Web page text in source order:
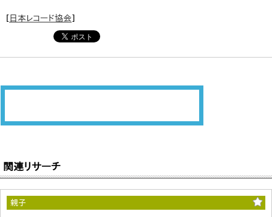
[日本レコード協会]
関連リサーチ
親子